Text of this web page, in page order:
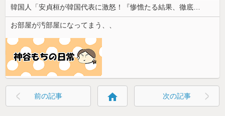
韓国人「安貞桓が韓国代表に激怒！『惨憺たる結果、徹底的な刷新が必要だ』と監督や協会を痛烈批判」
お部屋が汚部屋になってまう、、
前の記事 home 次の記事